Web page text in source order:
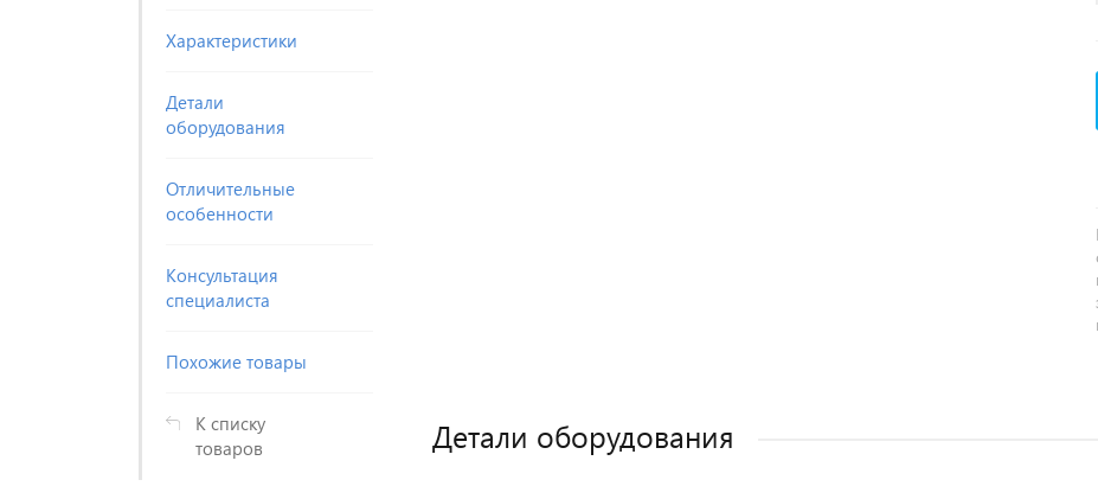
Характеристики
Детали
оборудования
Отличительные
особенности
Консультация
специалиста
Похожие товары
К списку
товаров
Детали оборудования